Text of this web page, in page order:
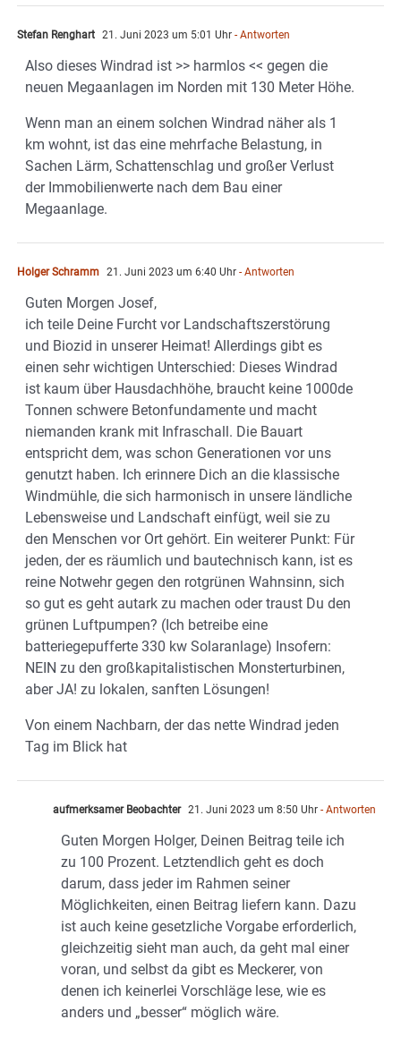
Stefan Renghart 21. Juni 2023 um 5:01 Uhr - Antworten
Also dieses Windrad ist >> harmlos << gegen die
neuen Megaanlagen im Norden mit 130 Meter Höhe.
Wenn man an einem solchen Windrad näher als 1
km wohnt, ist das eine mehrfache Belastung, in
Sachen Lärm, Schattenschlag und großer Verlust
der Immobilienwerte nach dem Bau einer
Megaanlage.
Holger Schramm 21. Juni 2023 um 6:40 Uhr - Antworten
Guten Morgen Josef,
ich teile Deine Furcht vor Landschaftszerstörung
und Biozid in unserer Heimat! Allerdings gibt es
einen sehr wichtigen Unterschied: Dieses Windrad
ist kaum über Hausdachhöhe, braucht keine 1000de
Tonnen schwere Betonfundamente und macht
niemanden krank mit Infraschall. Die Bauart
entspricht dem, was schon Generationen vor uns
genutzt haben. Ich erinnere Dich an die klassische
Windmühle, die sich harmonisch in unsere ländliche
Lebensweise und Landschaft einfügt, weil sie zu
den Menschen vor Ort gehört. Ein weiterer Punkt: Für
jeden, der es räumlich und bautechnisch kann, ist es
reine Notwehr gegen den rotgrünen Wahnsinn, sich
so gut es geht autark zu machen oder traust Du den
grünen Luftpumpen? (Ich betreibe eine
batteriegepufferte 330 kw Solaranlage) Insofern:
NEIN zu den großkapitalistischen Monsterturbinen,
aber JA! zu lokalen, sanften Lösungen!
Von einem Nachbarn, der das nette Windrad jeden
Tag im Blick hat
aufmerksamer Beobachter 21. Juni 2023 um 8:50 Uhr - Antworten
Guten Morgen Holger, Deinen Beitrag teile ich
zu 100 Prozent. Letztendlich geht es doch
darum, dass jeder im Rahmen seiner
Möglichkeiten, einen Beitrag liefern kann. Dazu
ist auch keine gesetzliche Vorgabe erforderlich,
gleichzeitig sieht man auch, da geht mal einer
voran, und selbst da gibt es Meckerer, von
denen ich keinerlei Vorschläge lese, wie es
anders und „besser“ möglich wäre.